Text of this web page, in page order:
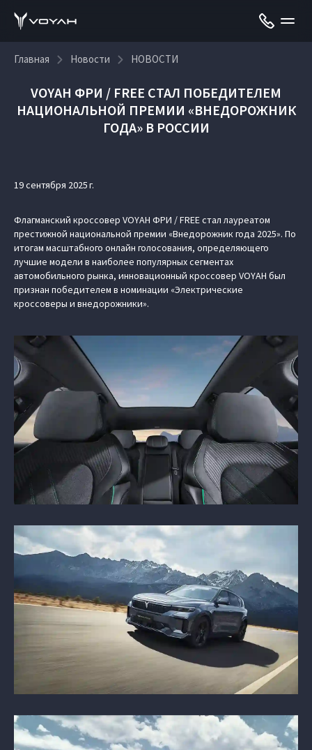
Главная Новости НОВОСТИ
VOYAH ФРИ / FREE СТАЛ ПОБЕДИТЕЛЕМ
НАЦИОНАЛЬНОЙ ПРЕМИИ «ВНЕДОРОЖНИК
ГОДА» В РОССИИ
19 сентября 2025 г.
Флагманский кроссовер VOYAH ФРИ / FREE стал лауреатом
престижной национальной премии «Внедорожник года 2025». По
итогам масштабного онлайн голосования, определяющего
лучшие модели в наиболее популярных сегментах
автомобильного рынка, инновационный кроссовер VOYAH был
признан победителем в номинации «Электрические
кроссоверы и внедорожники».